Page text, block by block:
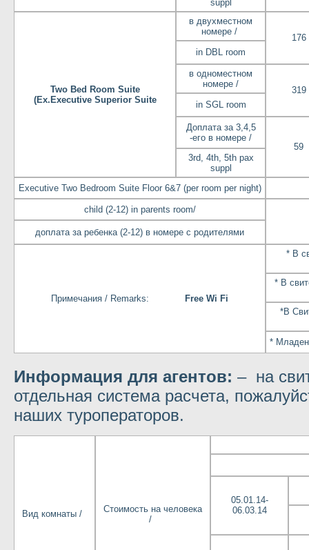
suppl
Two Bed Room Suite
(Ex.Executive Superior Suite
в двухместном
номере /
176
in DBL room
в одноместном
номере /
319
in SGL room
Доплата за 3,4,5
-его в номере /
59
3rd, 4th, 5th pax
suppl
Executive Two Bedroom Suite Floor 6&7 (per room per night)
child (2-12) in parents room/
доплата за ребенка (2-12) в номере с родителями
Примечания / Remarks: Free Wi Fi
* В
* В
*В
*
Информация для агентов: – на
отдельная система расчета,
наших туроператоров.
Вид комнаты /
Стоимость на человека
/
05.01.14-
06.03.14